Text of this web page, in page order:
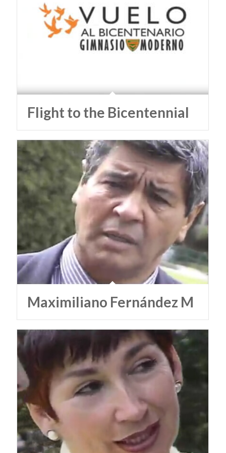
Flight to the Bicentennial
Maximiliano Fernández M